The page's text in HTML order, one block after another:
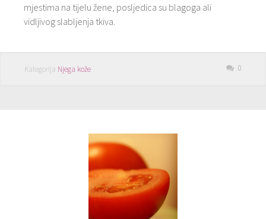
mjestima na tijelu žene, posljedica su blagoga ali
vidljivog slabljenja tkiva.
Kategorija Njega kože 0